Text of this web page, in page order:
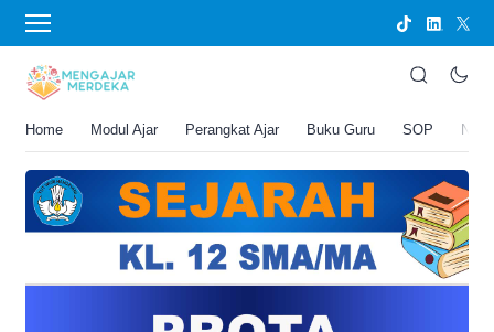
Home Modul Ajar Perangkat Ajar Buku Guru SOP
BERANDA
PROTA Sejarah Kelas 12 SMA/MA
16 April 2026 9:44 am
5 menit membaca